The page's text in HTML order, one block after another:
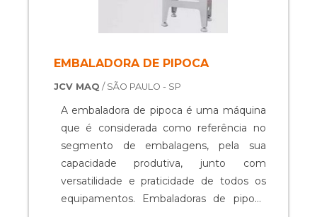
EMBALADORA DE PIPOCA
JCV MAQ / SÃO PAULO - SP
A embaladora de pipoca é uma máquina
que é considerada como referência no
segmento de embalagens, pela sua
capacidade produtiva, junto com
versatilidade e praticidade de todos os
equipamentos. Embaladoras de pipoca